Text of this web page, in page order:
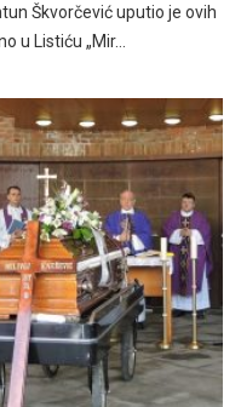
Škvorčević uputio je ovih
u Listiću „Mir…